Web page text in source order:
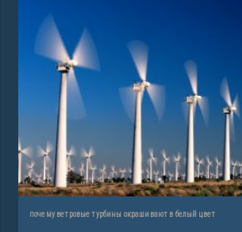
почему ветровые турбины окрашивают в белый цвет